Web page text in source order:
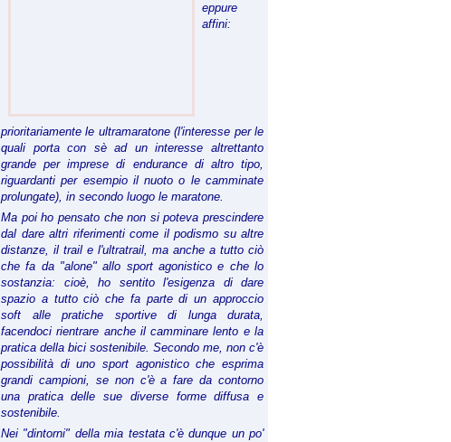
eppure
affini:
prioritariamente le ultramaratone (l'interesse per le
quali porta con sè ad un interesse altrettanto
grande per imprese di endurance di altro tipo,
riguardanti per esempio il nuoto o le camminate
prolungate), in secondo luogo le maratone.
Ma poi ho pensato che non si poteva prescindere
dal dare altri riferimenti come il podismo su altre
distanze, il trail e l'ultratrail, ma anche a tutto ciò
che fa da "alone" allo sport agonistico e che lo
sostanzia: cioè, ho sentito l'esigenza di dare
spazio a tutto ciò che fa parte di un approccio
soft alle pratiche sportive di lunga durata,
facendoci rientrare anche il camminare lento e la
pratica della bici sostenibile. Secondo me, non c'è
possibilità di uno sport agonistico che esprima
grandi campioni, se non c'è a fare da contorno
una pratica delle sue diverse forme diffusa e
sostenibile.
Nei "dintorni" della mia testata c'è dunque un po'